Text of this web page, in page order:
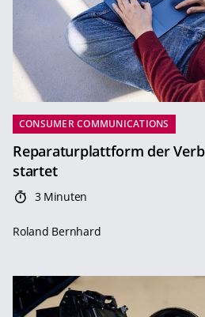
CONSUMER COMMUNICATIONS
Reparaturplattform der
startet
3 Minuten
Roland Bernhard